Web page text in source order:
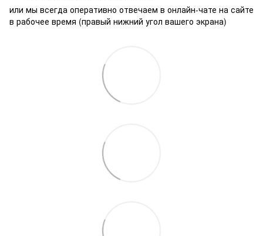
или мы всегда оперативно отвечаем в онлайн-чате на сайте
в рабочее время (правый нижний угол вашего экрана)